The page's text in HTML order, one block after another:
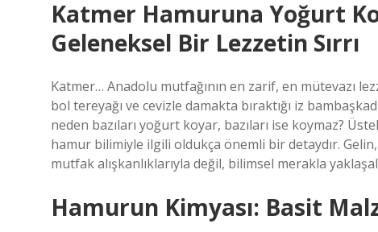
Katmer Hamuruna Yoğurt
Geleneksel Bir Lezzetin Sırrı
Katmer… Anadolu mutfağının en zarif, en mütevazı
bol tereyağı ve cevizle damakta bıraktığı iz
neden bazıları yoğurt koyar, bazıları ise koymaz?
hamur bilimiyle ilgili oldukça önemli bir detaydır.
mutfak alışkanlıklarıyla değil, bilimsel merakla
Hamurun Kimyası: Basit